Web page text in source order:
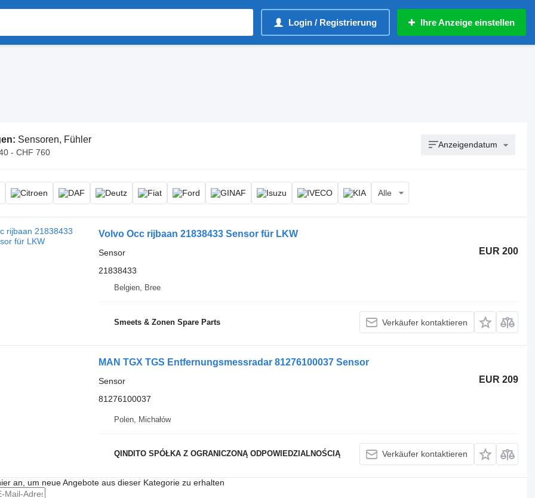
Login / Registrierung Ihre Anzeige einstellen
Sensoren, Fühler
- CHF 760
Anzeigendatum
Alle
Volvo Occ rijbaan 21838433 Sensor für LKW
EUR 200
Sensor
21838433
Belgien, Bree
Smeets & Zonen Spare Parts Verkäufer kontaktieren
MAN TGX TGS Entfernungsmessradar 81276100037 Sensor
EUR 209
Sensor
81276100037
Polen, Michałów
QINDITO SPÓŁKA Z OGRANICZONĄ ODPOWIEDZIALNOŚCIĄ Verkäufer kontaktieren
an, um neue Angebote aus dieser Kategorie zu erhalten